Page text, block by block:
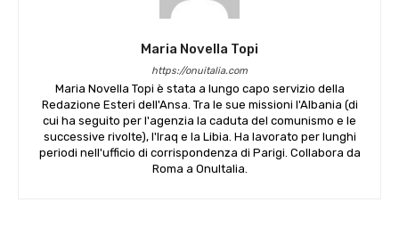
Maria Novella Topi
https://onuitalia.com
Maria Novella Topi è stata a lungo capo servizio della
Redazione Esteri dell'Ansa. Tra le sue missioni l'Albania (di
cui ha seguito per l'agenzia la caduta del comunismo e le
successive rivolte), l'Iraq e la Libia. Ha lavorato per lunghi
periodi nell'ufficio di corrispondenza di Parigi. Collabora da
Roma a OnuItalia.